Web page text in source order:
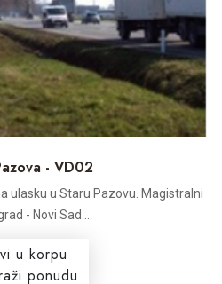
- VD02
ulasku u Staru Pazovu. Magistralni
- Novi Sad....
u korpu
ponudu